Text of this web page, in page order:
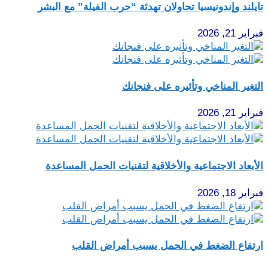
تايلند وإندونيسيا تحاولان تهدئة “حرب الفيلة” مع البشر
فبراير 21, 2026
التغير المناخي وتأثيره على فنجانك
فبراير 21, 2026
الأبعاد الاجتماعية والأخلاقية لتقنيات الحمل المساعدة
فبراير 18, 2026
ارتفاع الضغط في الحمل يسبب أمراض القلب